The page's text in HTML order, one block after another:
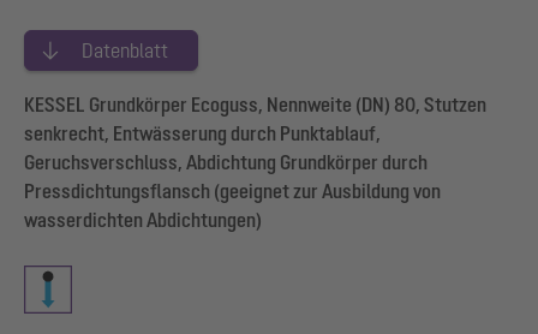
Datenblatt
KESSEL Grundkörper Ecoguss, Nennweite (DN) 80, Stutzen
senkrecht, Entwässerung durch Punktablauf,
Geruchsverschluss, Abdichtung Grundkörper durch
Pressdichtungsflansch (geeignet zur Ausbildung von
wasserdichten Abdichtungen)